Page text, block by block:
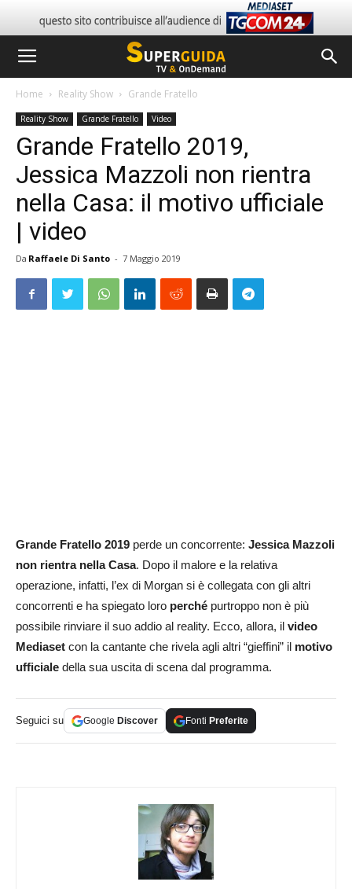
Home Reality Show Grande Fratello
Reality Show Grande Fratello Video
Grande Fratello 2019,
Jessica Mazzoli non rientra
nella Casa: il motivo ufficiale
| video
Da Raffaele Di Santo - 7 Maggio 2019
Grande Fratello 2019 perde un concorrente: Jessica Mazzoli
non rientra nella Casa. Dopo il malore e la relativa
operazione, infatti, l’ex di Morgan si è collegata con gli altri
concorrenti e ha spiegato loro perché purtroppo non è più
possibile rinviare il suo addio al reality. Ecco, allora, il video
Mediaset con la cantante che rivela agli altri “gieffini” il motivo
ufficiale della sua uscita di scena dal programma.
Seguici su Google Discover Fonti Preferite